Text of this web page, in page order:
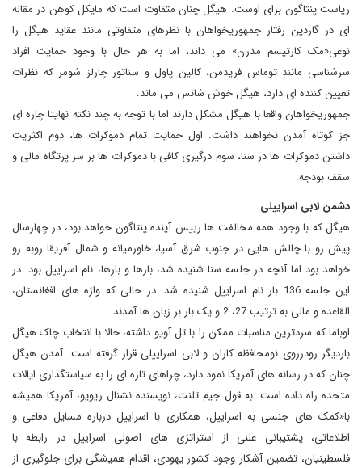
ریاست پنتاگون برای اوست. هیگل چنان متفاوت است که مایکل کوهن در مقاله
ای در گاردین رفتار جمهوریخواهان با نظرهای متفاوتی مانند عقاید هیگل را
نوعی«مک کارتیسم مدرن» می داند، اما به هر حال با وجود حمایت افراد
سرشناسی مانند توماس فریدمن، کالین پاول و سناتور چارلز شومر که نظرات
تعیین کننده ای دارد، هیگل خوش شانس می ماند.
جمهوریخواهان واقعا با هیگل مشکل دارند اما با توجه به چند نکته نهایتا چاره ای
جز کوتاه آمدن نخواهند داشت. اول حمایت تمام دموکرات ها، دوم اکثریت
داشتن دموکرات ها در سنا، سوم درگیری کافی با دموکرات ها بر سر پرتگاه مالی و
سقف بودجه.
دشمن لابی اسراییلی
هیگل که با وجود همه مخالفت ها رییس آینده پنتاگون خواهد بود، در چهارسال
پیش رو با چالش هایی در جنوب شرق آسیا، خاورمیانه و شمال آفریقا روبه رو
خواهد بود اما آنچه در جلسه سنا شنیده شد، بارها و بارها، نام اسراییل بود. در
این جلسه 136 بار نام اسراییل شنیده شد. در حالی که واژه های افغانستان،
القاعده و مالی به ترتیب 27، 2 و یک بار بر زبان ها آمدند.
اوباما که سردترین مناسبات ممکن را با تل آویو داشته، حالا با انتخاب چاک هیگل
باردیگر رودرروی نومحافظه کاران و لابی اسراییلی قرار گرفته است. آمدن هیگل
چنان که در رسانه های آمریکا نمود دارد، چراهای تازه ای را به سیاستگذاری ایالات
متحده راه داده است. به قول جیم تلنت، نویسنده نشنال ریویو، آمریکا همیشه
با«کمک های جنسی به اسراییل، همکاری با اسراییل درباره مسایل دفاعی و
اطلاعاتی، پشتیبانی علنی از استراتژی های اصولی اسراییل در رابطه با
فلسطینیان، تضمین آشکار وجود کشور یهودی، اقدام همیشگی برای جلوگیری از